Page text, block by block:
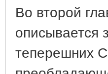
Во второй
описывается
теперешних